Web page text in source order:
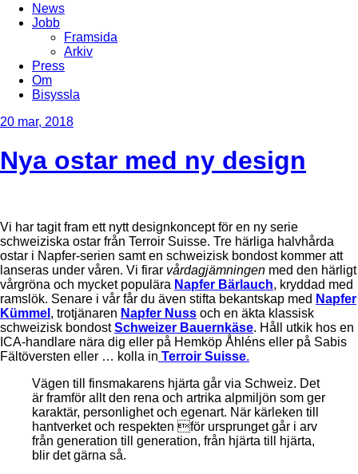
News
Jobb
Framsida
Arkiv
Press
Om
Bisyssla
20 mar, 2018
Nya ostar med ny design
Vi har tagit fram ett nytt designkoncept för en ny serie
schweiziska ostar från Terroir Suisse. Tre härliga halvhårda
ostar i Napfer-serien samt en schweizisk bondost kommer att
lanseras under våren. Vi firar vårdagjämningen med den härligt
vårgröna och mycket populära Napfer Bärlauch, kryddad med
ramslök. Senare i vår får du även stifta bekantskap med Napfer
Kümmel , trotjänaren Napfer Nuss och en äkta klassisk
schweizisk bondostSchweizer Bauernkäse. Håll utkik hos en
ICA-handlare nära dig eller på Hemköp Åhléns eller på Sabis
Fältöversten eller … kolla in Terroir Suisse.
Vägen till finsmakarens hjärta går via Schweiz. Det
är framför allt den rena och artrika alpmiljön som ger
karaktär, personlighet och egenart. När kärleken till
hantverket och respekten för ursprunget går i arv
från generation till generation, från hjärta till hjärta,
blir det gärna så.